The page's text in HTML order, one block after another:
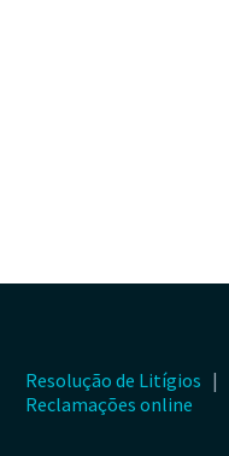
Resolução de Litígios |
Reclamações online